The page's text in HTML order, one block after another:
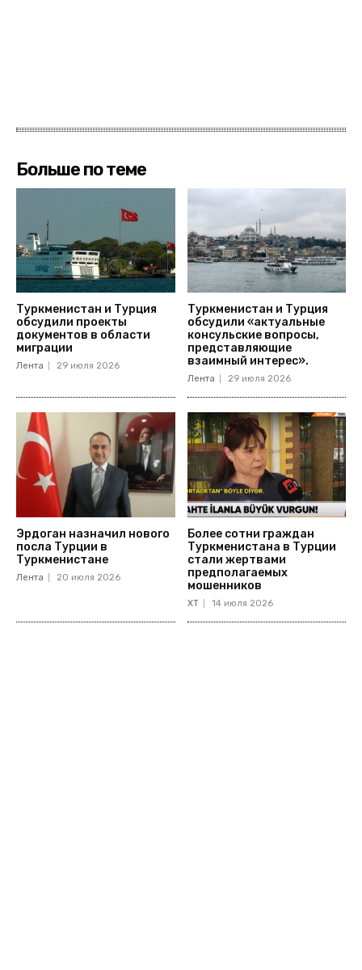
Больше по теме
Туркменистан и Турция
обсудили проекты
документов в области
миграции
Лента 29 июля 2026
Туркменистан и Турция
обсудили «актуальные
консульские вопросы,
представляющие
взаимный интерес».
Лента 29 июля 2026
Эрдоган назначил нового
посла Турции в
Туркменистане
Лента 20 июля 2026
Более сотни граждан
Туркменистана в Турции
стали жертвами
предполагаемых
мошенников
ХТ 14 июля 2026